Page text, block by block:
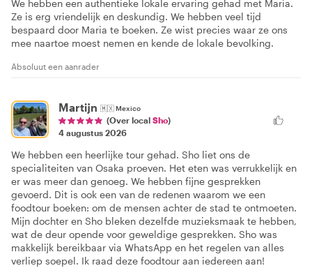
We hebben een authentieke lokale ervaring gehad met Maria.
Ze is erg vriendelijk en deskundig. We hebben veel tijd
bespaard door Maria te boeken. Ze wist precies waar ze ons
mee naartoe moest nemen en kende de lokale bevolking.
Absoluut een aanrader
Martijn 🇲🇽Mexico
(Over local Sho)
4 augustus 2026
We hebben een heerlijke tour gehad. Sho liet ons de
specialiteiten van Osaka proeven. Het eten was verrukkelijk en
er was meer dan genoeg. We hebben fijne gesprekken
gevoerd. Dit is ook een van de redenen waarom we een
foodtour boeken: om de mensen achter de stad te ontmoeten.
Mijn dochter en Sho bleken dezelfde muzieksmaak te hebben,
wat de deur opende voor geweldige gesprekken. Sho was
makkelijk bereikbaar via WhatsApp en het regelen van alles
verliep soepel. Ik raad deze foodtour aan iedereen aan!